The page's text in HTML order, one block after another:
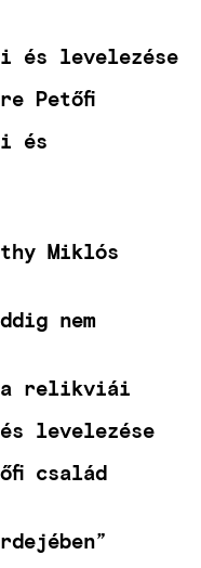
és levelezése
Petőfi
és
Miklós
nem
relikviái
levelezése
család